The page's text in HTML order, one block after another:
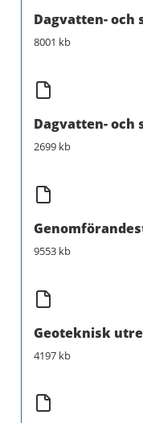
Dagvatten-
8001 kb
Dagvatten- och
2699 kb
9553 kb
Geoteknisk
4197 kb